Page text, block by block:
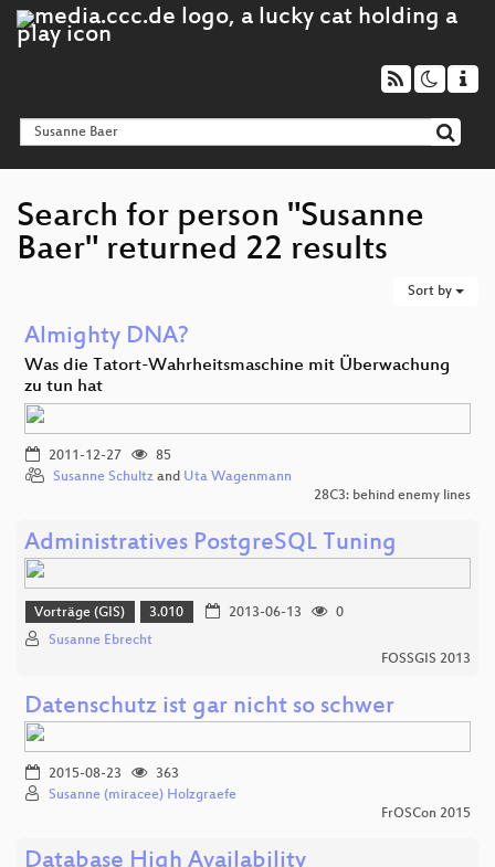
Search for person "Susanne
Baer" returned 22 results
Sort by
Almighty DNA?
Was die Tatort-Wahrheitsmaschine mit Überwachung
zu tun hat
2011-12-27
85
Susanne Schultz and Uta Wagenmann
28C3: behind enemy lines
Administratives PostgreSQL Tuning
Vorträge (GIS) 3.010 2013-06-13
0
Susanne Ebrecht
FOSSGIS 2013
Datenschutz ist gar nicht so schwer
2015-08-23
363
Susanne (miracee) Holzgraefe
FrOSCon 2015